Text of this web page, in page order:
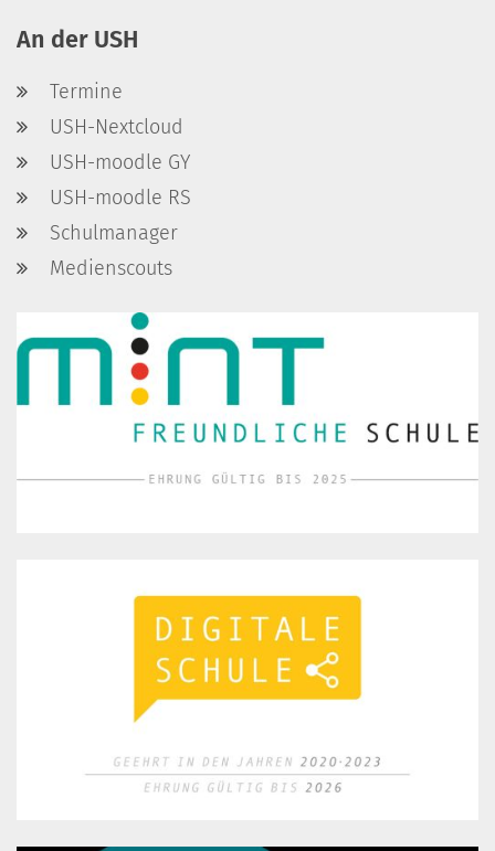
An der USH
Termine
USH-Nextcloud
USH-moodle GY
USH-moodle RS
Schulmanager
Medienscouts